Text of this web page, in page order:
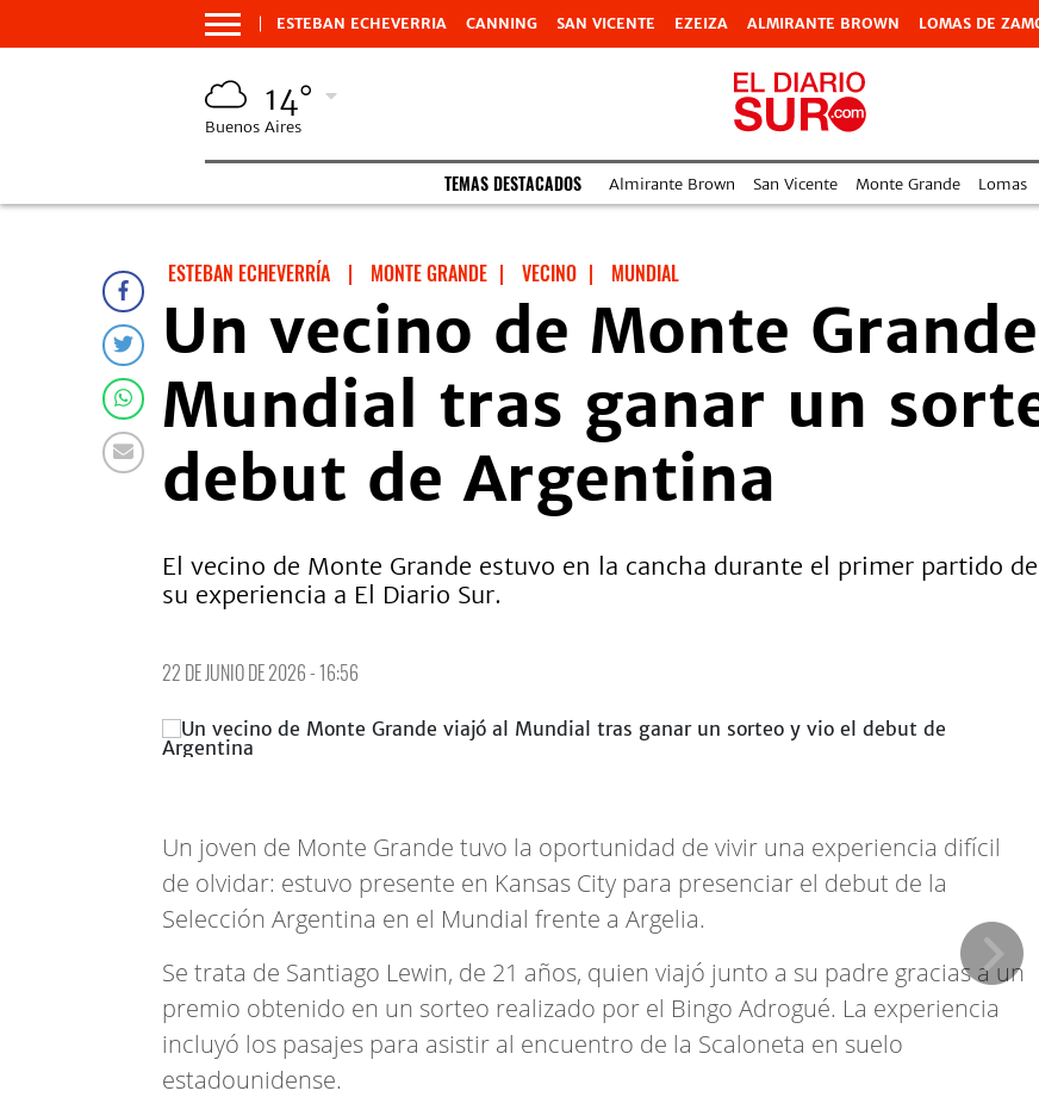
ESTEBAN ECHEVERRIA CANNING SAN VICENTE EZEIZA ALMIRANTE BROWN LOMAS DE
14°
Buenos Aires
TEMAS DESTACADOS Almirante Brown San Vicente Monte Grande Lomas
ESTEBAN ECHEVERRÍA | MONTE GRANDE | VECINO | MUNDIAL
Un vecino de Monte
Mundial tras ganar un
debut de Argentina
El vecino de Monte Grande estuvo en la cancha durante el primer partido
su experiencia a El Diario Sur.
22 DE JUNIO DE 2026 - 16:56
Un joven de Monte Grande tuvo la oportunidad de vivir una experiencia difícil
de olvidar: estuvo presente en Kansas City para presenciar el debut de la
Selección Argentina en el Mundial frente a Argelia.
Se trata de Santiago Lewin, de 21 años, quien viajó junto a su padre gracias a un
premio obtenido en un sorteo realizado por el Bingo Adrogué. La experiencia
incluyó los pasajes para asistir al encuentro de la Scaloneta en suelo
estadounidense.